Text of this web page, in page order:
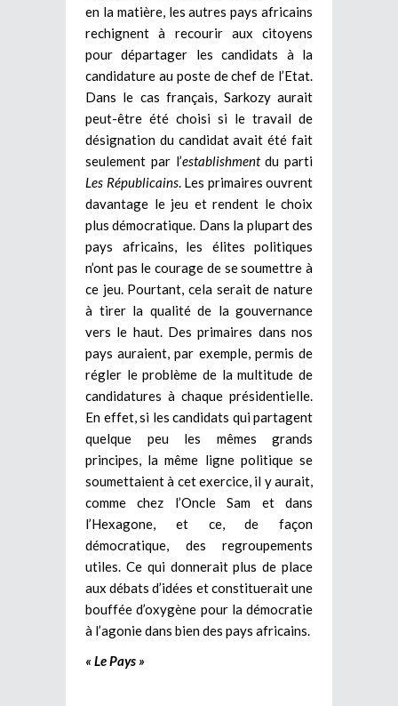
en la matière, les autres pays africains
rechignent à recourir aux citoyens
pour départager les candidats à la
candidature au poste de chef de l’Etat.
Dans le cas français, Sarkozy aurait
peut-être été choisi si le travail de
désignation du candidat avait été fait
seulement par l’establishmentdu parti
Les Républicains. Les primaires ouvrent
davantage le jeu et rendent le choix
plus démocratique. Dans la plupart des
pays africains, les élites politiques
n’ont pas le courage de se soumettre à
ce jeu. Pourtant, cela serait de nature
à tirer la qualité de la gouvernance
vers le haut. Des primaires dans nos
pays auraient, par exemple, permis de
régler le problème de la multitude de
candidatures à chaque présidentielle.
En effet, si les candidats qui partagent
quelque peu les mêmes grands
principes, la même ligne politique se
soumettaient à cet exercice, il y aurait,
comme chez l’Oncle Sam et dans
l’Hexagone, et ce, de façon
démocratique, des regroupements
utiles. Ce qui donnerait plus de place
aux débats d’idées et constituerait une
bouffée d’oxygène pour la démocratie
à l’agonie dans bien des pays africains.
« Le Pays »